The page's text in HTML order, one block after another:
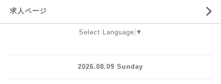
求人ページ
Select Language ▼
2026.08.09 Sunday